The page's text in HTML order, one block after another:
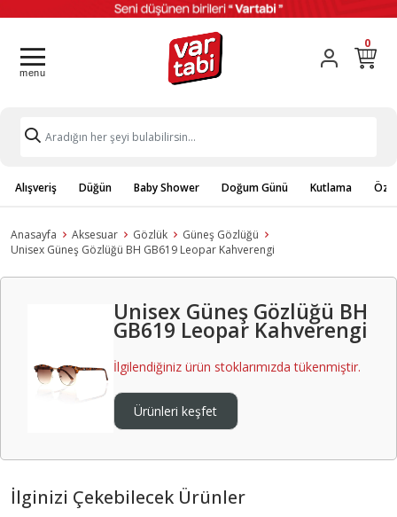
0
Alışveriş Düğün Baby Shower Doğum Günü Kutlama
Anasayfa Aksesuar Gözlük
Güneş Gözlüğü
Unisex Güneş Gözlüğü BH GB619 Leopar Kahverengi
Unisex Güneş Gözlüğü BH
GB619 Leopar Kahverengi
İlgilendiğiniz ürün stoklarımızda tükenmiştir.
Ürünleri keşfet
İlginizi Çekebilecek Ürünler